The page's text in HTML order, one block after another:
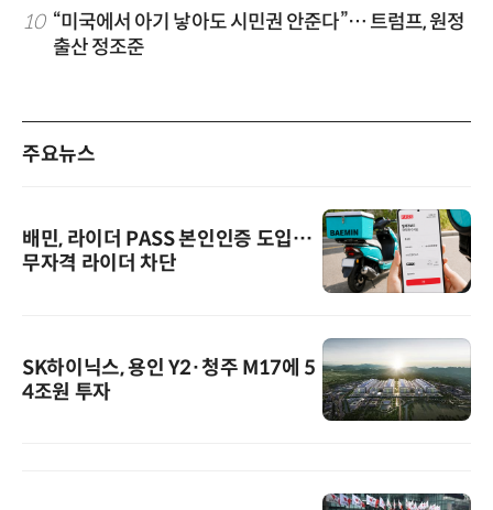
10 “미국에서 아기 낳아도 시민권 안준다”… 트럼프, 원정
출산 정조준
주요뉴스
배민, 라이더 PASS 본인인증 도입…
무자격 라이더 차단
SK하이닉스, 용인 Y2·청주 M17에 5
4조원 투자